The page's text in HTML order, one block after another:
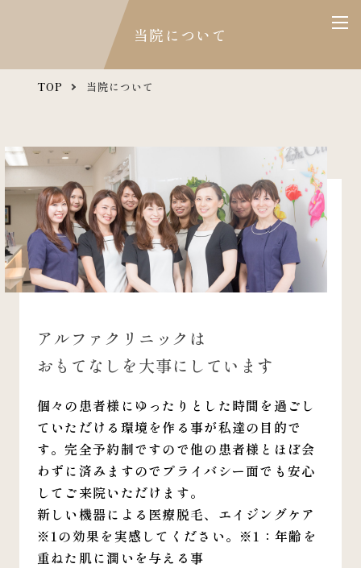
当院について
TOP 当院について
アルファクリニックは
おもてなしを大事にしています
個々の患者様にゆったりとした時間を過ごし
ていただける環境を作る事が私達の目的で
す。完全予約制ですので他の患者様とほぼ会
わずに済みますのでプライバシー面でも安心
してご来院いただけます。
新しい機器による医療脱毛、エイジングケア
※1の効果を実感してください。※1：年齢を
重ねた肌に潤いを与える事